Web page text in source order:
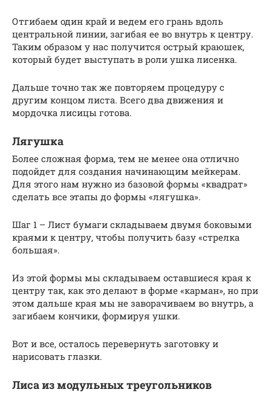
Отгибаем один край и ведем его грань вдоль
центральной линии, загибая ее во внутрь к центру.
Таким образом у нас получится острый краюшек,
который будет выступать в роли ушка лисенка.
Дальше точно так же повторяем процедуру с
другим концом листа. Всего два движения и
мордочка лисицы готова.
Лягушка
Более сложная форма, тем не менее она отлично
подойдет для создания начинающим мейкерам.
Для этого нам нужно из базовой формы «квадрат»
сделать все этапы до формы «лягушка».
Шаг 1 – Лист бумаги складываем двумя боковыми
краями к центру, чтобы получить базу «стрелка
большая».
Из этой формы мы складываем оставшиеся края к
центру так, как это делают в форме «карман», но при
этом дальше края мы не заворачиваем во внутрь, а
загибаем кончики, формируя ушки.
Вот и все, осталось перевернуть заготовку и
нарисовать глазки.
Лиса из модульных треугольников